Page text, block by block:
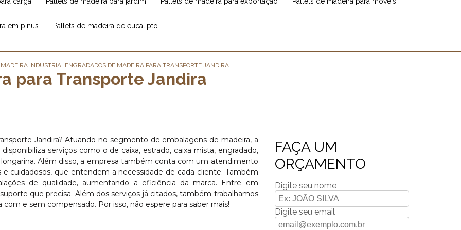
em pinus pallets de madeira de eucalipto
INDUSTRIALENGRADADOS DE MADEIRA PARA TRANSPORTE JANDIRA
para Transporte Jandira
Jandira? Atuando no segmento de embalagens de madeira, a
serviços como o de caixa, estrado, caixa mista, engradado,
Além disso, a empresa também conta com um atendimento
e cuidadosos, que entendem a necessidade de cada cliente. Também
de qualidade, aumentando a eficiência da marca. Entre em
que precisa. Além dos serviços já citados, também trabalhamos
e sem compensado. Por isso, não espere para saber mais!
FAÇA UM
ORÇAMENTO
Digite seu nome
Digite seu email